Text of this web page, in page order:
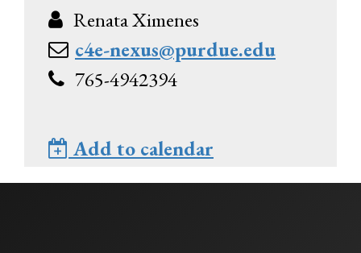
Renata Ximenes
c4e-nexus@purdue.edu
765-4942394
Add to calendar